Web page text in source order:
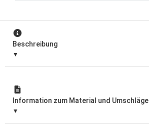
Beschreibung
Information zum Material und Umschläge